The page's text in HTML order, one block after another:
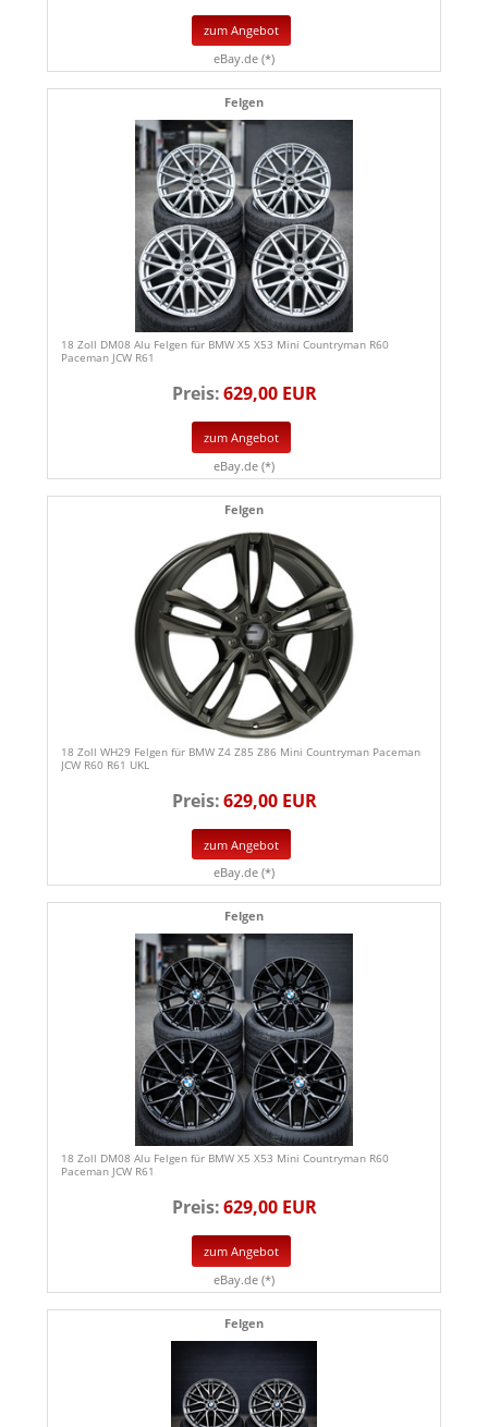
zum Angebot
eBay.de (*)
Felgen
18 Zoll DM08 Alu Felgen für BMW X5 X53 Mini Countryman R60
Paceman JCW R61
Preis:629,00 EUR
zum Angebot
eBay.de (*)
Felgen
18 Zoll WH29 Felgen für BMW Z4 Z85 Z86 Mini Countryman Paceman
JCW R60 R61 UKL
Preis:629,00 EUR
zum Angebot
eBay.de (*)
Felgen
18 Zoll DM08 Alu Felgen für BMW X5 X53 Mini Countryman R60
Paceman JCW R61
Preis:629,00 EUR
zum Angebot
eBay.de (*)
Felgen